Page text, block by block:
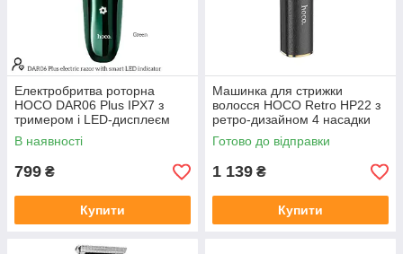
Електробритва роторна
HOCO DAR06 Plus IPX7 з
тримером і LED-дисплеєм
800 мАг
В наявності
799 ₴
Купити
Машинка для стрижки
волосся HOCO Retro HP22 з
ретро-дизайном 4 насадки
600 мАг
Готово до відправки
1 139 ₴
Купити